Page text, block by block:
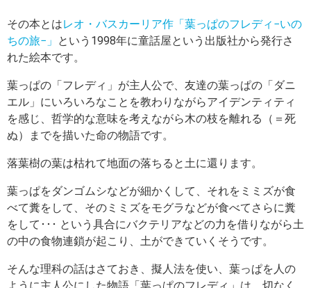
その本とはレオ・バスカーリア作「葉っぱのフレディ−いの
ちの旅−」 という1998年に童話屋という出版社から発行さ
れた絵本です。
葉っぱの「フレディ」が主人公で、友達の葉っぱの「ダニ
エル」にいろいろなことを教わりながらアイデンティティ
を感じ、哲学的な意味を考えながら木の枝を離れる（＝死
ぬ）までを描いた命の物語です。
落葉樹の葉は枯れて地面の落ちると土に還ります。
葉っぱをダンゴムシなどが細かくして、それをミミズが食
べて糞をして、そのミミズをモグラなどが食べてさらに糞
をして･･･ という具合にバクテリアなどの力を借りながら土
の中の食物連鎖が起こり、土ができていくそうです。
そんな理科の話はさておき、擬人法を使い、葉っぱを人の